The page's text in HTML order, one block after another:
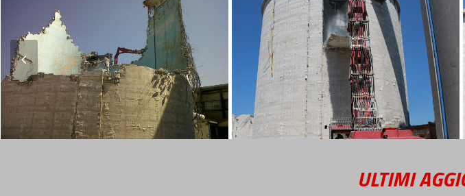
Previous
Slide
ULTIMI